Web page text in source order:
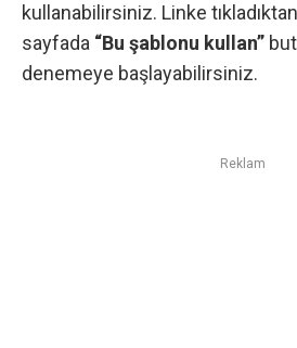
kullanabilirsiniz. Linke
sayfada “Bu şablonu kullan”
denemeye başlayabilirsiniz.
Reklam